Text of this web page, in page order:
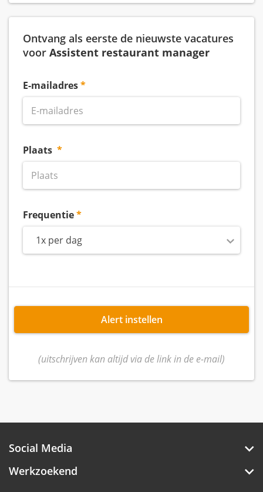
Ontvang als eerste de nieuwste vacatures
voor Assistent restaurant manager
E-mailadres
Plaats
Frequentie
1x per dag
Alert instellen
(uitschrijven kan altijd via de link in de e-mail)
Social Media
Werkzoekend